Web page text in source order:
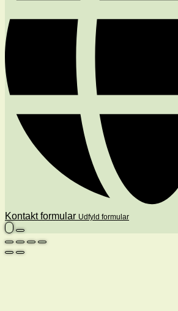
Kontakt formular Udfyld formular